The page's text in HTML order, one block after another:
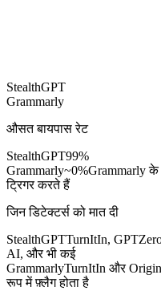
StealthGPT
Grammarly
औसत बायपास रेट
StealthGPT99%
Grammarly~0%Grammarly के
ट्रिगर करते हैं
जिन डिटेक्टर्स को मात दी
StealthGPTTurnItIn,
AI, और भी कई
GrammarlyTurnItIn और
रूप में फ़्लैग होता है